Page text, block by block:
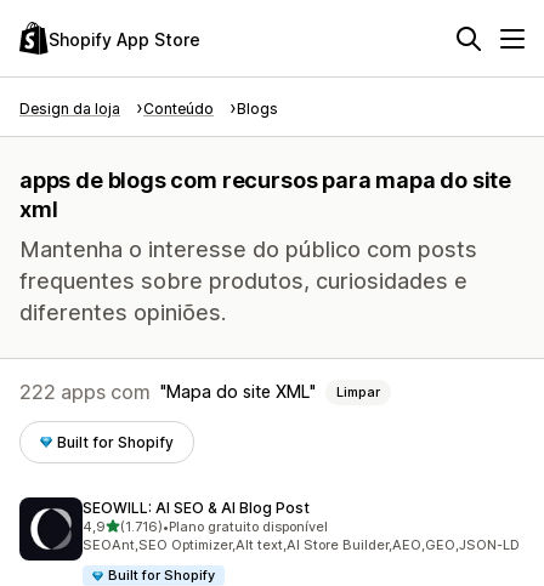
Shopify App Store
Design da loja Conteúdo Blogs
apps de blogs com recursos para mapa do site
xml
Mantenha o interesse do público com posts
frequentes sobre produtos, curiosidades e
diferentes opiniões.
222 apps com Mapa do site XML Limpar
Built for Shopify
SEOWILL: AI SEO & AI Blog Post
4,9de 5 estrelas
(1.716)
1716 avaliações ao todo
•Plano gratuito disponível
SEOAnt,SEO Optimizer,Alt text,AI Store Builder,AEO,GEO,JSON-LD
Built for Shopify